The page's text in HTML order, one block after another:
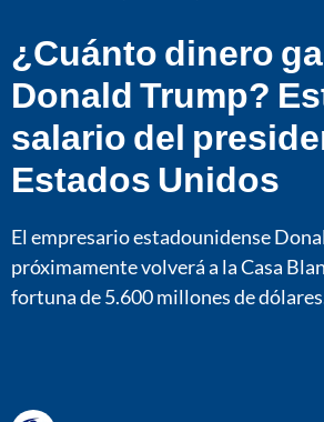
¿Cuánto dinero
Donald Trump?
salario del
Estados Unidos
El empresario estadounidense
próximamente volverá a la Casa
fortuna de 5.600 millones de